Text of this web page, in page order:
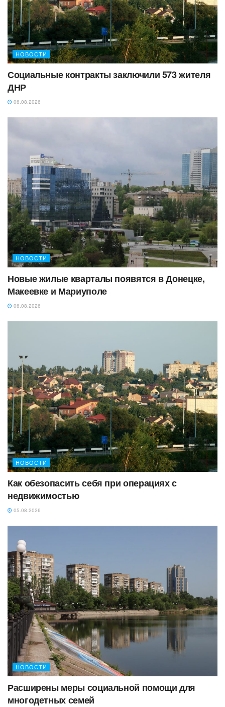
НОВОСТИ
Социальные контракты заключили 573 жителя
ДНР
06.08.2026
НОВОСТИ
Новые жилые кварталы появятся в Донецке,
Макеевке и Мариуполе
06.08.2026
НОВОСТИ
Как обезопасить себя при операциях с
недвижимостью
05.08.2026
НОВОСТИ
Расширены меры социальной помощи для
многодетных семей